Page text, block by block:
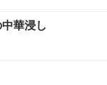
華浸し